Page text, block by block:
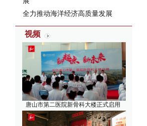
全力推动海洋经济高质量发展
视频
唐山市第二医院新骨科大楼正式启用